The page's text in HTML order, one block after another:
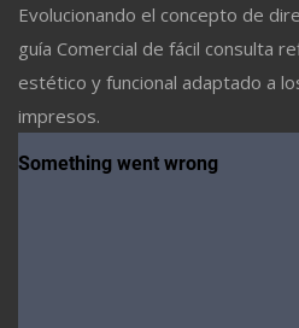
Evolucionando el concepto de
guía Comercial de fácil consulta
estético y funcional adaptado a
impresos.